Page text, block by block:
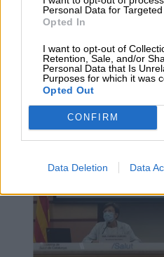
Personal Data for Targeted
Opted In
I want to opt-out of
Retention, Sale, and/or
Personal Data that Is
Purposes for which it was
Opted Out
CONFIRM
Data Deletion Data
homenaje a las
coronavirus